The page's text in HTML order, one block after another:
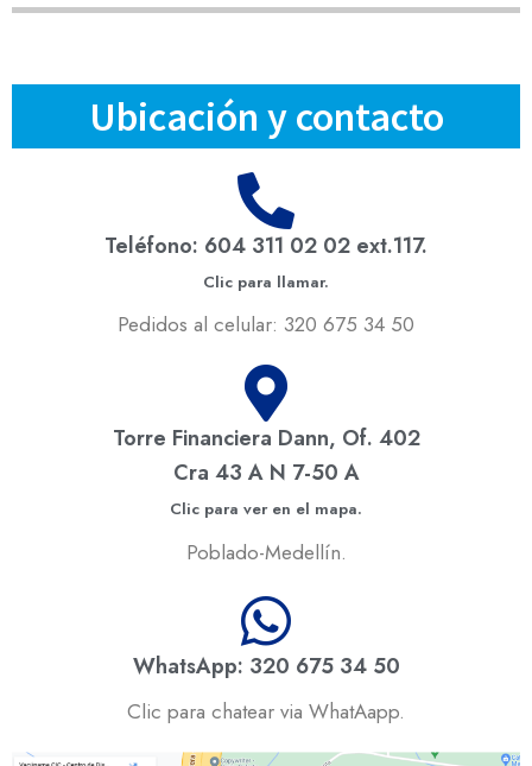
Ubicación y contacto
Teléfono: 604 311 02 02 ext.117.
Clic para llamar.
Pedidos al celular: 320 675 34 50
Torre Financiera Dann, Of. 402
Cra 43 A N 7-50 A
Clic para ver en el mapa.
Poblado-Medellín.
WhatsApp: 320 675 34 50
Clic para chatear via WhatAapp.